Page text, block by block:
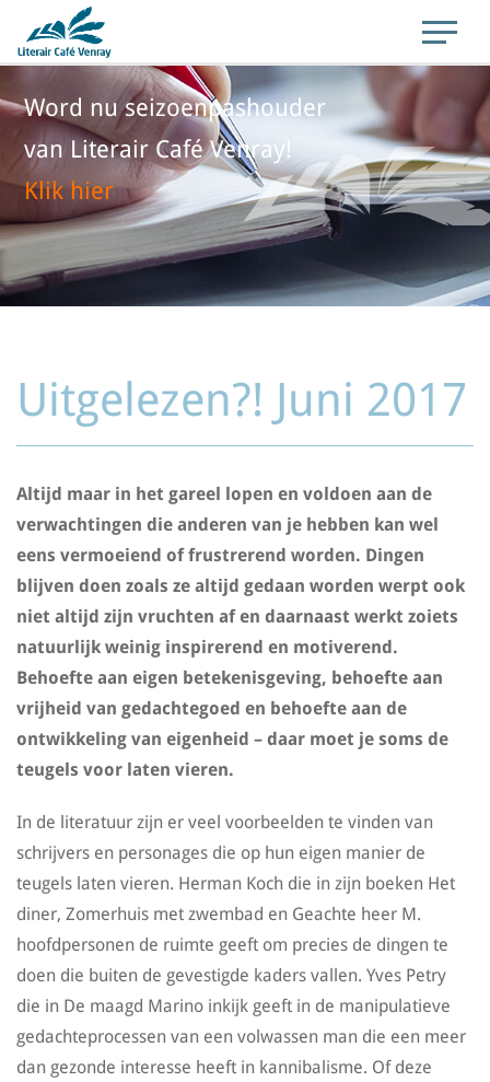
Word nu seizoenpashouder
van Literair Café Venray!
Klik hier
Uitgelezen?! Juni 2017
Altijd maar in het gareel lopen en voldoen aan de
verwachtingen die anderen van je hebben kan wel
eens vermoeiend of frustrerend worden. Dingen
blijven doen zoals ze altijd gedaan worden werpt ook
niet altijd zijn vruchten af en daarnaast werkt zoiets
natuurlijk weinig inspirerend en motiverend.
Behoefte aan eigen betekenisgeving, behoefte aan
vrijheid van gedachtegoed en behoefte aan de
ontwikkeling van eigenheid – daar moet je soms de
teugels voor laten vieren.
In de literatuur zijn er veel voorbeelden te vinden van
schrijvers en personages die op hun eigen manier de
teugels laten vieren. Herman Koch die in zijn boeken Het
diner, Zomerhuis met zwembad en Geachte heer M.
hoofdpersonen de ruimte geeft om precies de dingen te
doen die buiten de gevestigde kaders vallen. Yves Petry
die in De maagd Marino inkijk geeft in de manipulatieve
gedachteprocessen van een volwassen man die een meer
dan gezonde interesse heeft in kannibalisme. Of deze